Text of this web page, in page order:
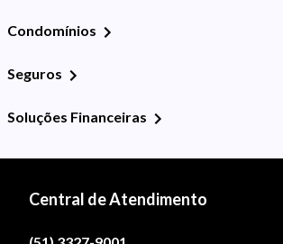
Condomínios
Seguros
Soluções Financeiras
Central de Atendimento